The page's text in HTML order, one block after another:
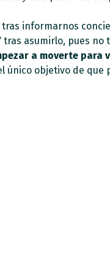
informarnos
tras asumirlo, pues
a moverte para
único objetivo de